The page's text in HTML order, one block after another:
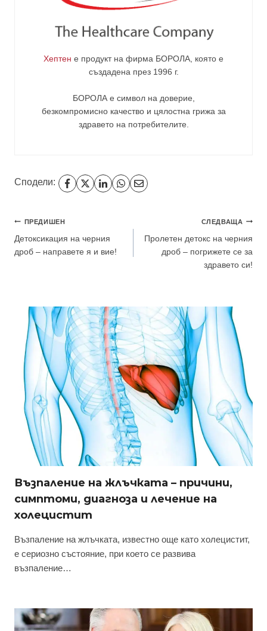
Хептен е продукт на фирма БОРОЛА , която е
създадена през 1996 г.
БОРОЛА е символ на доверие,
безкомпромисно качество и цялостна грижа за
здравето на потребителите
Сподели:
Навигация
ПРЕДИШЕН
Детоксикация на черния
дроб – направете я и вие!
СЛЕДВАЩА
Пролетен детокс на черния
дроб – погрижете се за
здравето си!
Възпаление на жлъчката – причини,
симптоми, диагноза и лечение на
холецистит
Възпаление на жлъчката, известно още като холецистит,
е сериозно състояние, при което се развива
възпаление…